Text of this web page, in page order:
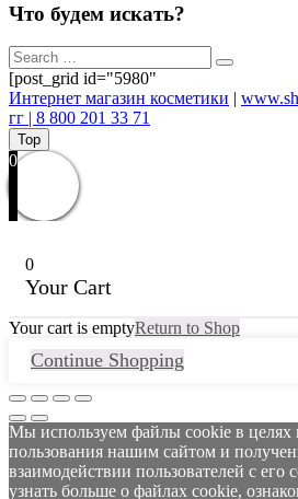
Что будем искать?
[post_grid id="5980"
Интернет магазин косметики |
гг | 8 800 201 33 71
Top
0
0
Your Cart
Your cart is emptyReturn to Shop
Continue Shopping
Мы используем файлы cookie в целях
пользования нашим сайтом и
взаимодействии пользователей с
узнать больше о файлах cookie,